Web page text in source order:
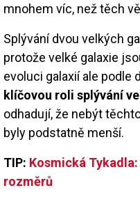
mnohem víc, než těch
Splývání dvou velkých
protože velké galaxie
evoluci galaxií ale podle
klíčovou roli splývání
odhadují, že nebýt
byly podstatně menší.
TIP: Kosmická
rozměrů